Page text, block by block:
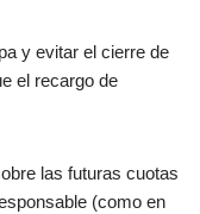
y evitar el cierre de
el recargo de
las futuras cuotas
(como en